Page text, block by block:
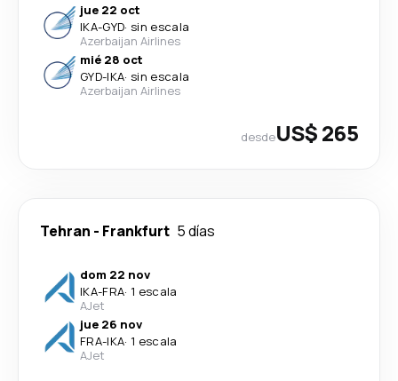
jue 22 oct
IKA-GYD· sin escala
Azerbaijan Airlines
mié 28 oct
GYD-IKA· sin escala
Azerbaijan Airlines
desdeUS$ 265
Tehran - Frankfurt 5 días
dom 22 nov
IKA-FRA· 1 escala
AJet
jue 26 nov
FRA-IKA· 1 escala
AJet